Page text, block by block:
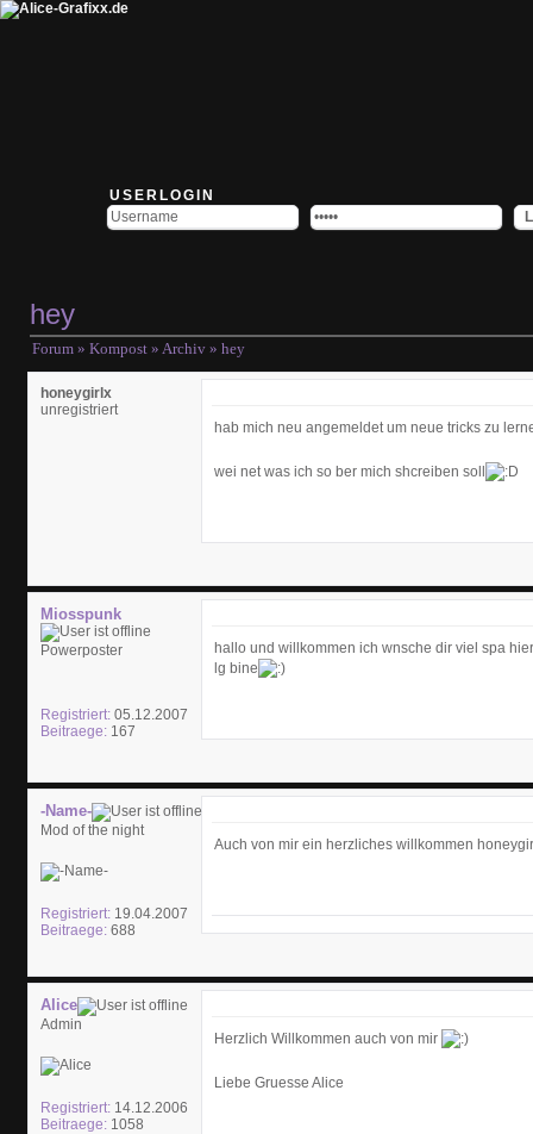
USERLOGIN
hey
Forum » Kompost » Archiv » hey
honeygirlx
unregistriert
hab mich neu angemeldet um neue tricks zu
wei net was ich so ber mich shcreiben soll
Miosspunk
Powerposter
Registriert: 05.12.2007
Beitraege: 167
hallo und willkommen ich wnsche dir viel spa
lg bine
-Name-
Mod of the night
Registriert: 19.04.2007
Beitraege: 688
Auch von mir ein herzliches willkommen
Alice
Admin
Registriert: 14.12.2006
Beitraege: 1058
Herzlich Willkommen auch von mir
Liebe Gruesse Alice